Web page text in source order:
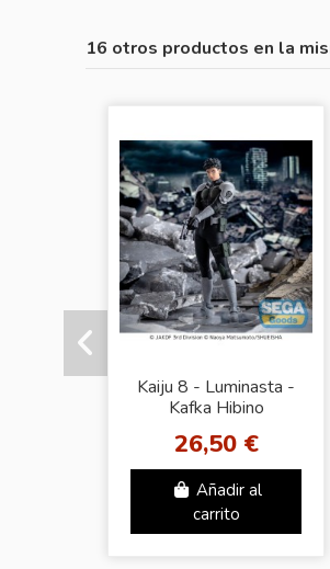
16 otros productos en la
Kaiju 8 - Luminasta -
Kafka Hibino
26,50 €
Añadir al
carrito